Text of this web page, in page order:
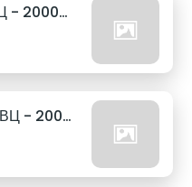
501. КОКА КОЛА ЗЕРО ПВЦ - 2000МЛ.
503. ФАНТА ПОРТОКАЛ ПВЦ - 2000МЛ.